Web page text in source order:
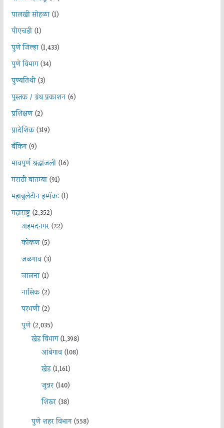
पालखी सोहळा(1)
पीएचडी(1)
पुणे जिल्हा(1,433)
पुणे विभाग(34)
पुण्यतिथी(3)
पुस्तक / ग्रंथ प्रकाशन(6)
प्रशिक्षण(2)
प्रादेशिक(319)
बँकिंग(9)
भावपूर्ण श्रद्धांजली(16)
मराठी बातम्या(91)
महाबुलेटीन इम्पॅक्ट(1)
महाराष्ट्र(2,352)
अहमदनगर(22)
कोकण(5)
जळगाव(3)
जालना(1)
नासिक(2)
परभणी(2)
पुणे(2,035)
खेड विभाग(1,398)
आंबेगाव(108)
खेड(1,161)
जुन्नर(140)
शिरूर(38)
पुणे शहर विभाग(558)